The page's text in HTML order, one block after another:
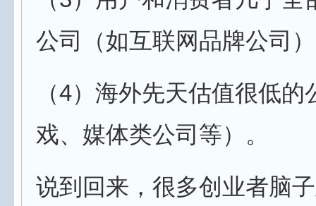
公司（如互联网品牌公司
（4）海外先天估值很低
戏、媒体类公司等）。
说到回来，很多创业者脑